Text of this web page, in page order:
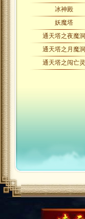
冰神殿
妖魔塔
通天塔之夜魔洞
通天塔之月魔洞
通天塔之闯亡灵